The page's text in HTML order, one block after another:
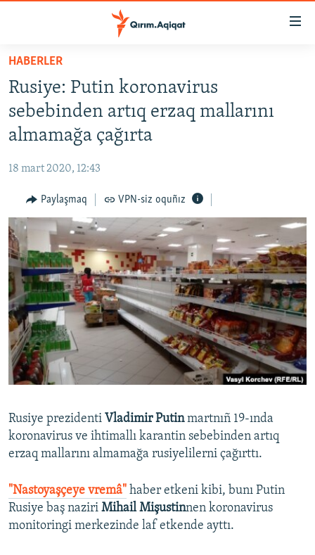
Esas
qaytmaq
Baş
navigatsiyağa
qaytmaq
Qıdıruvğa
SİYASET
İQTİSADİYAT
MEDENİYET
İNSAN AQLARI
VİDEO
SÜRET
BLOGLAR
FİKİR
Русский
Українською
HABERLER
Rusiye: Putin koronavirus
sebebinden artıq erzaq mallarını
almamağa çağırta
18 mart 2020, 12:43
Paylaşmaq VPN-siz oquñız
Rusiye prezidenti Vladimir Putinmartnıñ 19-ında
koronavirus ve ihtimallı karantin sebebinden artıq
erzaq mallarını almamağa rusiyelilerni çağırttı.
"Nastoyaşçeye vremâ" haber etkeni kibi, bunı Putin
Rusiye baş naziri Mihail Mişustinnen koronavirus
monitoringi merkezinde laf etkende ayttı.